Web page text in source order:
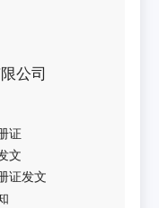
公司
证
文
证发文